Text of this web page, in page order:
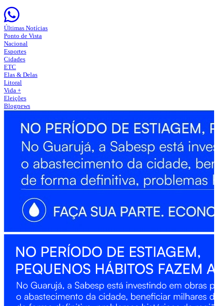
Últimas Notícias
Ponto de Vista
Nacional
Esportes
Cidades
ETC
Elas & Delas
Litoral
Vida +
Eleições
Blognews